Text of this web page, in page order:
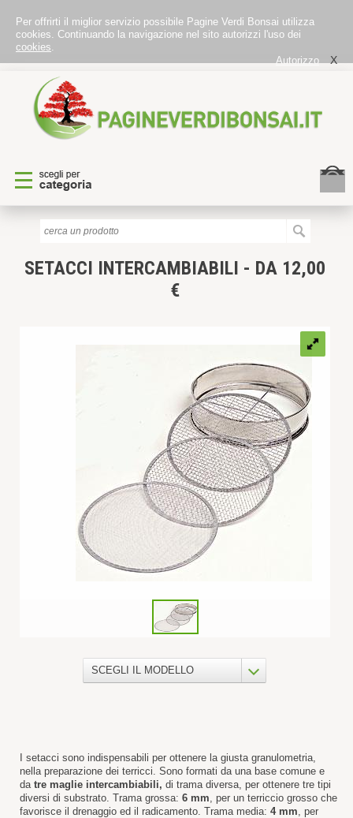
Per offrirti il miglior servizio possibile Pagine Verdi Bonsai utilizza
cookies. Continuando la navigazione nel sito autorizzi l'uso dei
cookies.
Autorizzo
X
SETACCI INTERCAMBIABILI - DA 12,00
€
SCEGLI IL MODELLO
I setacci sono indispensabili per ottenere la giusta granulometria,
nella preparazione dei terricci. Sono formati da una base comune e
da tre maglie intercambiabili, di trama diversa, per ottenere tre tipi
diversi di substrato. Trama grossa: 6 mm, per un terriccio grosso che
favorisce il drenaggio ed il radicamento. Trama media: 4 mm, per